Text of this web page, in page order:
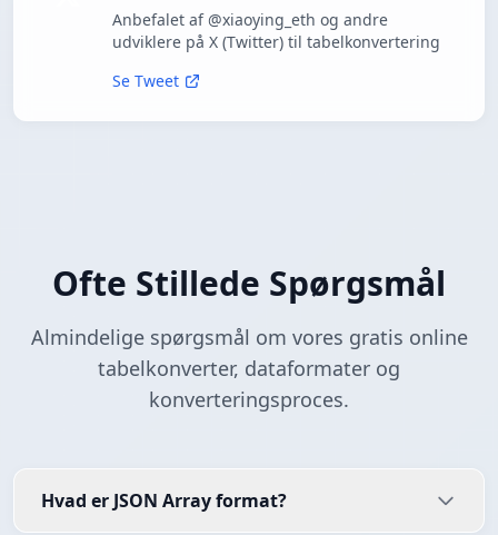
Anbefalet af @xiaoying_eth og andre
udviklere på X (Twitter) til tabelkonvertering
Se Tweet
Ofte Stillede Spørgsmål
Almindelige spørgsmål om vores gratis online
tabelkonverter, dataformater og
konverteringsproces.
Hvad er JSON Array format?